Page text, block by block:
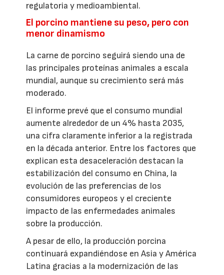
regulatoria y medioambiental.
El porcino mantiene su peso, pero con
menor dinamismo
La carne de porcino seguirá siendo una de
las principales proteínas animales a escala
mundial, aunque su crecimiento será más
moderado.
El informe prevé que el consumo mundial
aumente alrededor de un 4% hasta 2035,
una cifra claramente inferior a la registrada
en la década anterior. Entre los factores que
explican esta desaceleración destacan la
estabilización del consumo en China, la
evolución de las preferencias de los
consumidores europeos y el creciente
impacto de las enfermedades animales
sobre la producción.
A pesar de ello, la producción porcina
continuará expandiéndose en Asia y América
Latina gracias a la modernización de las